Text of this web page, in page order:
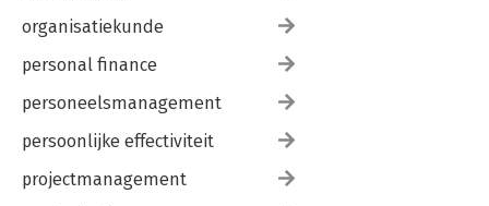
organisatiekunde
personal finance
personeelsmanagement
persoonlijke effectiviteit
projectmanagement